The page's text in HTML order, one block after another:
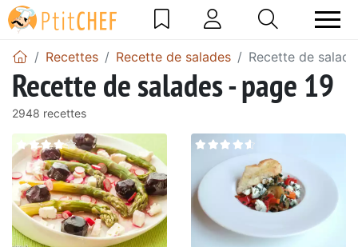
Recettes Recette de salades Recette de
Recette de salades - page 19
2948 recettes